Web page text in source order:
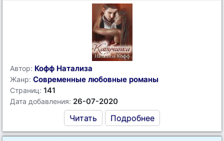
Автор: Кофф Натализа
Жанр: Современные любовные романы
Страниц: 141
Дата добавления: 26-07-2020
Читать Подробнее